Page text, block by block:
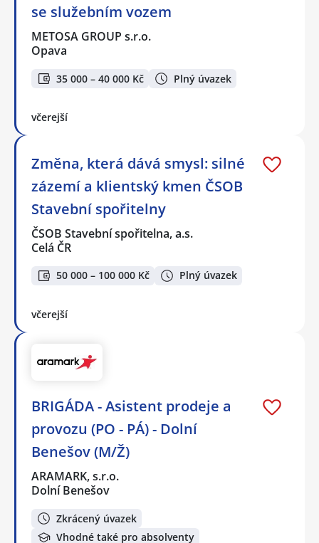
se služebním vozem
METOSA GROUP s.r.o.
Opava
35 000 – 40 000 Kč Plný úvazek
včerejší
Změna, která dává smysl: silné
zázemí a klientský kmen ČSOB
Stavební spořitelny
ČSOB Stavební spořitelna, a.s.
Celá ČR
50 000 – 100 000 Kč Plný úvazek
včerejší
BRIGÁDA - Asistent prodeje a
provozu (PO - PÁ) - Dolní
Benešov (M/Ž)
ARAMARK, s.r.o.
Dolní Benešov
Zkrácený úvazek
Vhodné také pro absolventy